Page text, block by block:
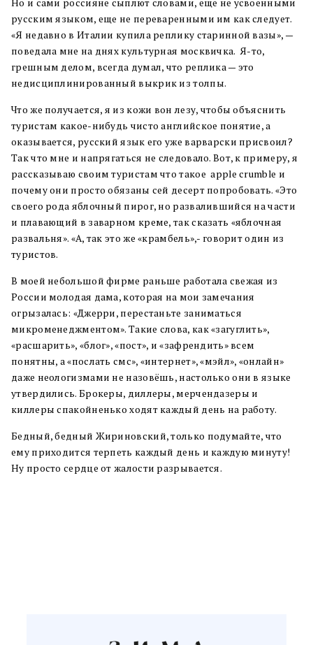
Но и сами россияне сыплют словами, еще не усвоенными
русским языком, еще не переваренными им как следует.
«Я недавно в Италии купила реплику старинной вазы», —
поведала мне на днях культурная москвичка. Я-то,
грешным делом, всегда думал, что реплика — это
недисциплинированный выкрик из толпы.
Что же получается, я из кожи вон лезу, чтобы объяснить
туристам какое-нибудь чисто английское понятие, а
оказывается, русский язык его уже варварски присвоил?
Так что мне и напрягаться не следовало. Вот, к примеру, я
рассказываю своим туристам что такое apple crumble и
почему они просто обязаны сей десерт попробовать. «Это
своего рода яблочный пирог, но развалившийся на части
и плавающий в заварном креме, так сказать «яблочная
развальня». «А, так это же «крамбель»,- говорит один из
туристов.
В моей небольшой фирме раньше работала свежая из
России молодая дама, которая на мои замечания
огрызалась: «Джерри, перестаньте заниматься
микроменеджментом». Такие слова, как «загуглить»,
«расшарить», «блог», «пост», и «зафрендить» всем
понятны, а «послать смс», «интернет», «мэйл», «онлайн»
даже неологизмами не назовёшь, настолько они в языке
утвердились. Брокеры, диллеры, мерчендазеры и
киллеры спакойненько ходят каждый день на работу.
Бедный, бедный Жириновский, только подумайте, что
ему приходится терпеть каждый день и каждую минуту!
Ну просто сердце от жалости разрывается.